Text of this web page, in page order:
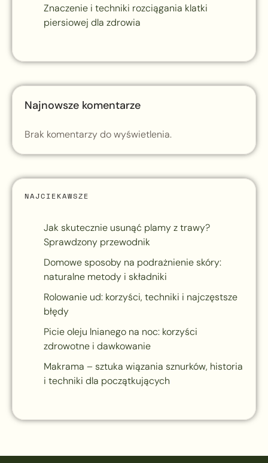
Znaczenie i techniki rozciągania klatki
piersiowej dla zdrowia
Najnowsze komentarze
Brak komentarzy do wyświetlenia.
NAJCIEKAWSZE
Jak skutecznie usunąć plamy z trawy?
Sprawdzony przewodnik
Domowe sposoby na podrażnienie skóry:
naturalne metody i składniki
Rolowanie ud: korzyści, techniki i najczęstsze
błędy
Picie oleju lnianego na noc: korzyści
zdrowotne i dawkowanie
Makrama – sztuka wiązania sznurków, historia
i techniki dla początkujących